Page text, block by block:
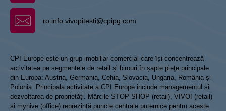
ro.info.vivopitesti@cpipg.com
CPI Europe este un grup imobiliar comercial care își concentrează
activitatea pe segmentele de retail și birouri în șapte pieţe principale
din Europa: Austria, Germania, Cehia, Slovacia, Ungaria, România și
Polonia. Principala activitate a CPI Europe include managementul și
dezvoltarea de proprietăți. Mărcile STOP SHOP (retail), VIVO! (retail)
și myhive (office) reprezintă puncte centrale puternice pentru aceste